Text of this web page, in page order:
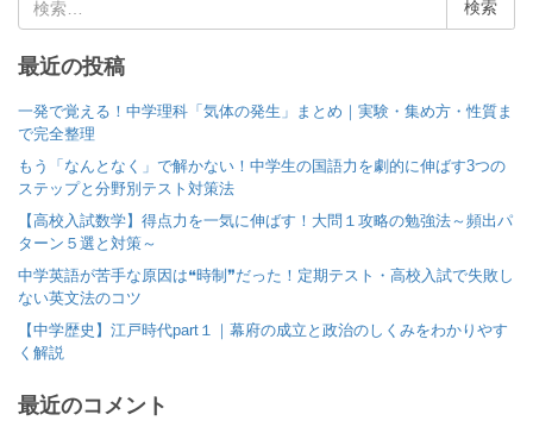
最近の投稿
一発で覚える！中学理科「気体の発生」まとめ｜実験・集め方・性質ま
で完全整理
もう「なんとなく」で解かない！中学生の国語力を劇的に伸ばす3つの
ステップと分野別テスト対策法
【高校入試数学】得点力を一気に伸ばす！大問１攻略の勉強法～頻出パ
ターン５選と対策～
中学英語が苦手な原因は❝時制❞だった！定期テスト・高校入試で失敗し
ない英文法のコツ
【中学歴史】江戸時代part１｜幕府の成立と政治のしくみをわかりやす
く解説
最近のコメント